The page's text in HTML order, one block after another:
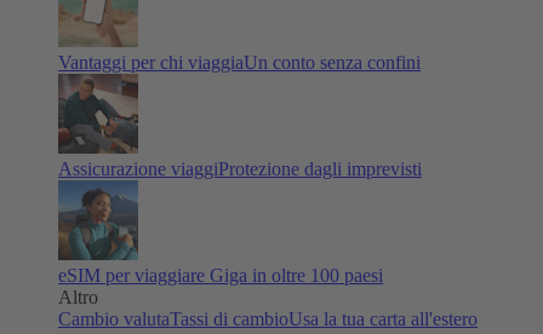
Vantaggi per chi viaggiaUn conto senza confini
Assicurazione viaggiProtezione dagli imprevisti
eSIM per viaggiare Giga in oltre 100 paesi
Altro
Cambio valutaTassi di cambioUsa la tua carta all'estero